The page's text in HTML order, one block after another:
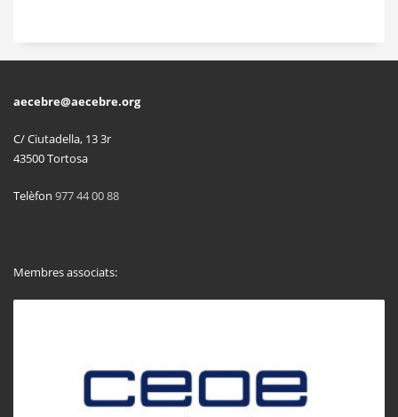
aecebre@aecebre.org
C/ Ciutadella, 13 3r
43500 Tortosa
Telèfon 977 44 00 88
Membres associats: